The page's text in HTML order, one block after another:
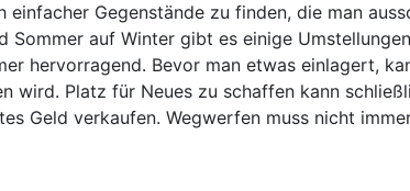
Gegenstände zu finden, die man
Sommer auf Winter gibt es einige
hervorragend. Bevor man etwas einlagert,
wird. Platz für Neues zu schaffen kann
Geld verkaufen. Wegwerfen muss nicht